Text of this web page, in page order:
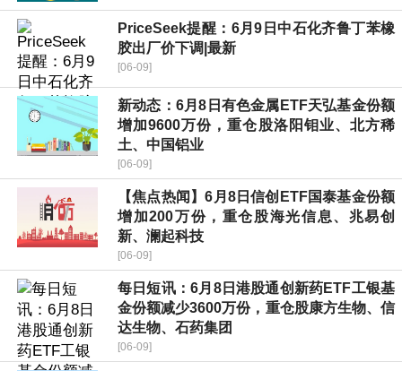
PriceSeek提醒：6月9日中石化齐鲁丁苯橡
胶出厂价下调|最新
[06-09]
新动态：6月8日有色金属ETF天弘基金份额
增加9600万份，重仓股洛阳钼业、北方稀
土、中国铝业
[06-09]
【焦点热闻】6月8日信创ETF国泰基金份额
增加200万份，重仓股海光信息、兆易创
新、澜起科技
[06-09]
每日短讯：6月8日港股通创新药ETF工银基
金份额减少3600万份，重仓股康方生物、信
达生物、石药集团
[06-09]